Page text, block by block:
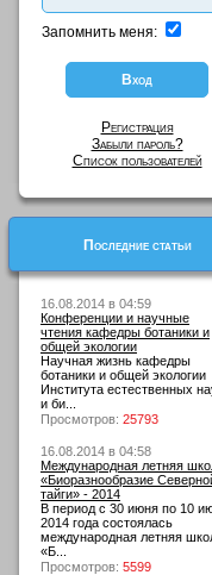
Запомнить меня:
Регистрация
Забыли пароль?
Список пользователей
Последние статьи
16.08.2014 в 04:59
Конференции и научные
чтения кафедры ботаники и
общей экологии
Научная жизнь кафедры
ботаники и общей экологии
Института естественных
и би...
Просмотров: 25793
16.08.2014 в 04:58
Международная летняя
«Биоразнообразие
тайги» - 2014
В период с 30 июня по 10
2014 года состоялась
международная летняя
«Б...
Просмотров: 5599